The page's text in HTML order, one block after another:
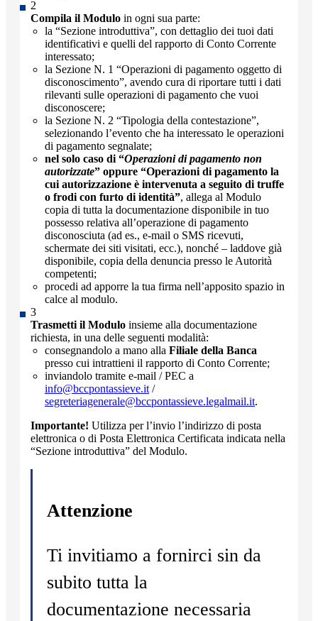
Compila il Modulo in ogni sua parte:
la “Sezione introduttiva”, con dettaglio dei tuoi dati
identificativi e quelli del rapporto di Conto Corrente
interessato;
la Sezione N. 1 “Operazioni di pagamento oggetto di
disconoscimento”, avendo cura di riportare tutti i dati
rilevanti sulle operazioni di pagamento che vuoi
disconoscere;
la Sezione N. 2 “Tipologia della contestazione”,
selezionando l’evento che ha interessato le operazioni
di pagamento segnalate;
nel solo caso di “Operazioni di pagamento non
autorizzate” oppure “Operazioni di pagamento la
cui autorizzazione è intervenuta a seguito di truffe
o frodi con furto di identità”, allega al Modulo
copia di tutta la documentazione disponibile in tuo
possesso relativa all’operazione di pagamento
disconosciuta (ad es., e-mail o SMS ricevuti,
schermate dei siti visitati, ecc.), nonché – laddove già
disponibile, copia della denuncia presso le Autorità
competenti;
procedi ad apporre la tua firma nell’apposito spazio in
calce al modulo.
Trasmetti il Modulo insieme alla documentazione
richiesta, in una delle seguenti modalità:
consegnandolo a mano alla Filiale della Banca
presso cui intrattieni il rapporto di Conto Corrente;
inviandolo tramite e-mail / PEC a
info@bccpontassieve.it /
segreteriagenerale@bccpontassieve.legalmail.it.
Importante! Utilizza per l’invio l’indirizzo di posta
elettronica o di Posta Elettronica Certificata indicata nella
“Sezione introduttiva” del Modulo.
Attenzione
Ti invitiamo a fornirci sin da
subito tutta la
documentazione necessaria